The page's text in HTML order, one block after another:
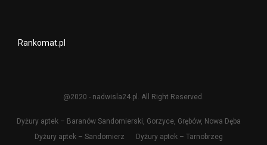
Rankomat.pl
@2020 - nadwisla24.pl. All Right Reserved.
Dyżury aptek – Baranów Sandomierski, Gorzyce, Grębów, Nowa Dęba
Dyżury aptek – Sandomierz
Dyżury aptek – Tarnobrzeg